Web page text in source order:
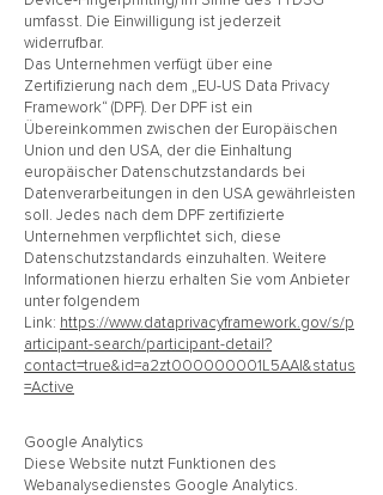
umfasst. Die Einwilligung ist jederzeit
widerrufbar.
Das Unternehmen verfügt über eine
Zertifizierung nach dem „EU-US Data Privacy
Framework“ (DPF). Der DPF ist ein
Übereinkommen zwischen der Europäischen
Union und den USA, der die Einhaltung
europäischer Datenschutzstandards bei
Datenverarbeitungen in den USA gewährleisten
soll. Jedes nach dem DPF zertifizierte
Unternehmen verpflichtet sich, diese
Datenschutzstandards einzuhalten. Weitere
Informationen hierzu erhalten Sie vom Anbieter
unter folgendem
Link: https://www.dataprivacyframework.gov/s/p
articipant-search/participant-detail?
contact=true&id=a2zt000000001L5AAI&status
=Active
Google Analytics
Diese Website nutzt Funktionen des
Webanalysedienstes Google Analytics.